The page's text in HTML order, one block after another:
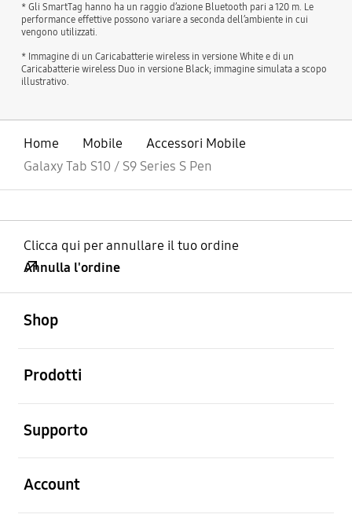
* Gli SmartTag hanno ha un raggio d’azione Bluetooth pari a 120 m. Le
performance effettive possono variare a seconda dell’ambiente in cui
vengono utilizzati.
* Immagine di un Caricabatterie wireless in versione White e di un
Caricabatterie wireless Duo in versione Black; immagine simulata a scopo
illustrativo.
Home Mobile
Accessori Mobile
Galaxy Tab S10 / S9 Series S Pen
Clicca qui per annullare il tuo ordine
Annulla l'ordine
Shop
Prodotti
Supporto
Account